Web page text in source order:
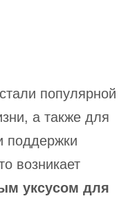
популярной
а также для
поддержки
возникает
уксусом для